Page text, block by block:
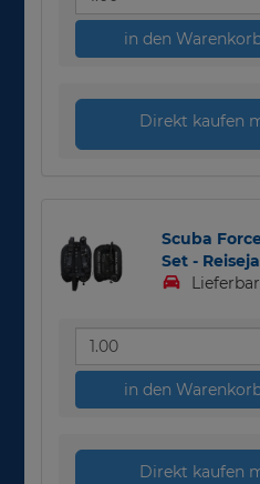
in den
Direkt kaufen
Scuba
Set -
in den
Direkt kaufen